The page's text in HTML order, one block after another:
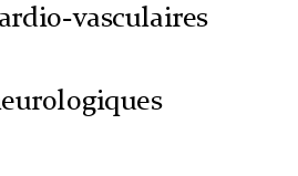
vasculaires